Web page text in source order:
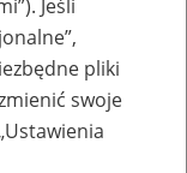
pracy
Jeśli
pliki
swoje